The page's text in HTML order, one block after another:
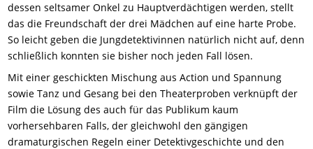
dessen seltsamer Onkel zu Hauptverdächtigen werden, stellt
das die Freundschaft der drei Mädchen auf eine harte Probe.
So leicht geben die Jungdetektivinnen natürlich nicht auf, denn
schließlich konnten sie bisher noch jeden Fall lösen.
Mit einer geschickten Mischung aus Action und Spannung
sowie Tanz und Gesang bei den Theaterproben verknüpft der
Film die Lösung des auch für das Publikum kaum
vorhersehbaren Falls, der gleichwohl den gängigen
dramaturgischen Regeln einer Detektivgeschichte und den